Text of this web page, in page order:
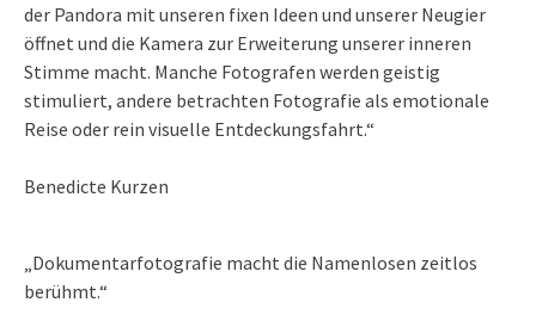
der Pandora mit unseren fixen Ideen und unserer Neugier
öffnet und die Kamera zur Erweiterung unserer inneren
Stimme macht. Manche Fotografen werden geistig
stimuliert, andere betrachten Fotografie als emotionale
Reise oder rein visuelle Entdeckungsfahrt.“
Benedicte Kurzen
„Dokumentarfotografie macht die Namenlosen zeitlos
berühmt.“